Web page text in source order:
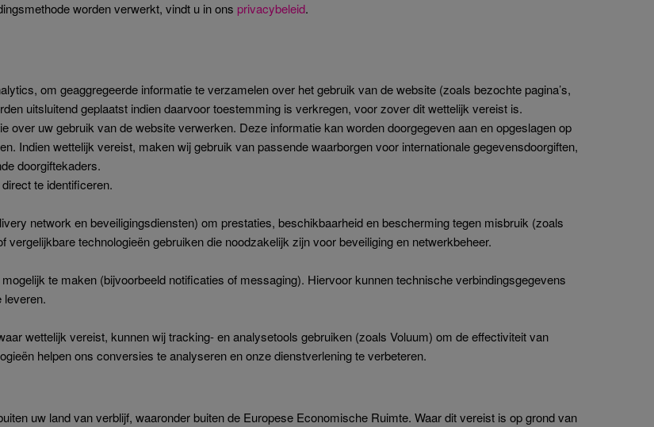
worden verwerkt, vindt u in ons privacybeleid.
om geaggregeerde informatie te verzamelen over het gebruik van de website (zoals bezochte pagina’s,
uitsluitend geplaatst indien daarvoor toestemming is verkregen, voor zover dit wettelijk vereist is.
over uw gebruik van de website verwerken. Deze informatie kan worden doorgegeven aan en opgeslagen op
Indien wettelijk vereist, maken wij gebruik van passende waarborgen voor internationale gegevensdoorgiften,
doorgiftekaders.
te identificeren.
network en beveiligingsdiensten) om prestaties, beschikbaarheid en bescherming tegen misbruik (zoals
technologieën gebruiken die noodzakelijk zijn voor beveiliging en netwerkbeheer.
te maken (bijvoorbeeld notificaties of messaging). Hiervoor kunnen technische verbindingsgegevens
leveren.
wettelijk vereist, kunnen wij tracking- en analysetools gebruiken (zoals Voluum) om de effectiviteit van
helpen ons conversies te analyseren en onze dienstverlening te verbeteren.
uw land van verblijf, waaronder buiten de Europese Economische Ruimte. Waar dit vereist is op grond van